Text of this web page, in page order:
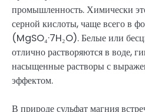
промышленность. Химически
серной кислоты, чаще всего в
(MgSO₄·7H₂O). Белые или
отлично растворяются в воде,
насыщенные растворы с
эффектом.
В природе сульфат магния